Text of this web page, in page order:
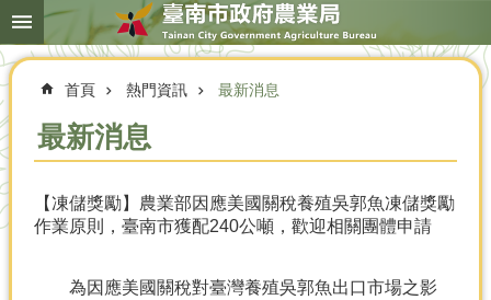
跳到主要內容區塊
搜
尋
進
局
首頁 熱門資訊 最新消息
最新消息
【凍儲獎勵】農業部因應美國關稅養殖吳郭魚凍儲獎勵
作業原則，臺南市獲配240公噸，歡迎相關團體申請
為因應美國關稅對臺灣養殖吳郭魚出口市場之影